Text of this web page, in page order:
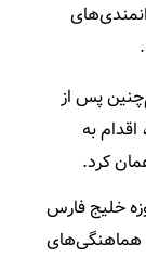
پس از
به
کرد.
خلیج فارس
هماهنگی‌های